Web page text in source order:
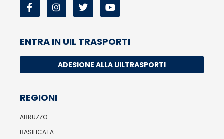
ENTRA IN UIL TRASPORTI
ADESIONE ALLA UILTRASPORTI
REGIONI
ABRUZZO
BASILICATA